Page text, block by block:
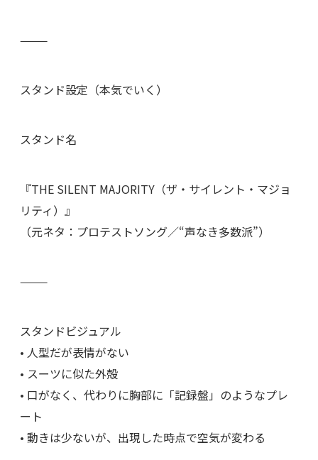
⸻
スタンド設定（本気でいく）
スタンド名
『THE SILENT MAJORITY（ザ・サイレント・マジョ
リティ）』
（元ネタ：プロテストソング／“声なき多数派”）
⸻
スタンドビジュアル
• 人型だが表情がない
• スーツに似た外殻
• 口がなく、代わりに胸部に「記録盤」のようなプレ
ート
• 動きは少ないが、出現した時点で空気が変わる